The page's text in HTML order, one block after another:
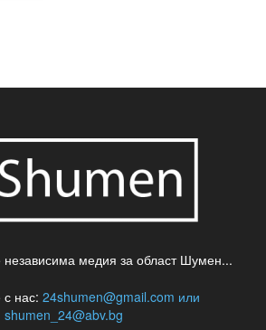
медия за област Шумен...
нас: 24shumen@gmail.com или
shumen_24@abv.bg